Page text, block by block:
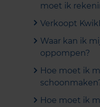
moet ik
Verkoopt
Waar kan ik
oppompen?
Hoe moet ik
Hoe moet ik